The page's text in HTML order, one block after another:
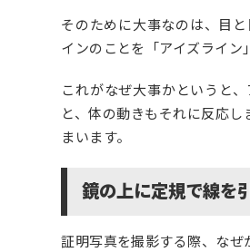
そのために大事なのは、 目
インのことを「アイズライン
これがなぜ大事かというと
と、体の動きもそれに反応
まいます。
鏡の上に定規で線を
証明写真を撮影する際、なぜ